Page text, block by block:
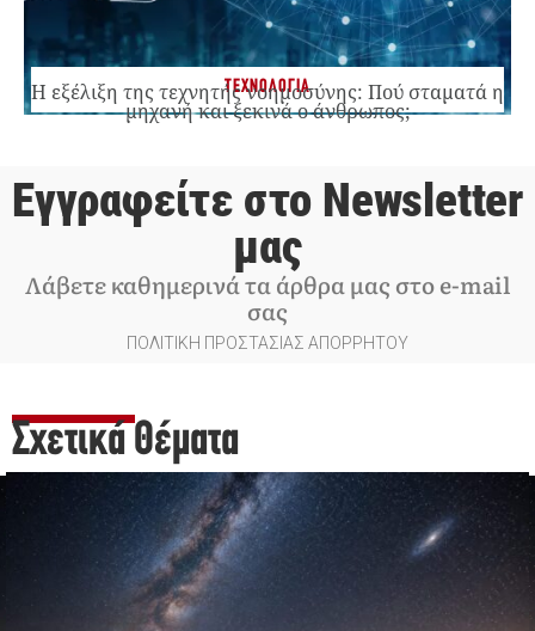
ΤΕΧΝΟΛΟΓΙΑ
Η εξέλιξη της τεχνητής νοημοσύνης: Πού σταματά η
μηχανή και ξεκινά ο άνθρωπος;
Εγγραφείτε στο Newsletter
μας
Λάβετε καθημερινά τα άρθρα μας στο e-mail
σας
ΠΟΛΙΤΙΚΗ ΠΡΟΣΤΑΣΙΑΣ ΑΠΟΡΡΗΤΟΥ
Σχετικά Θέματα